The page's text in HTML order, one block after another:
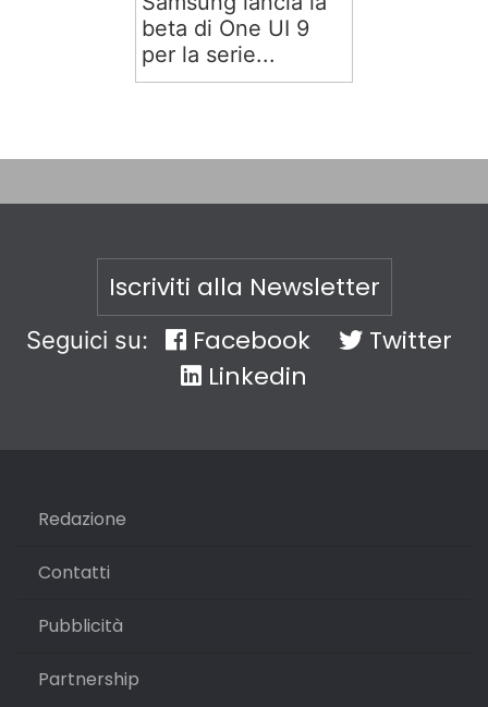
beta di One UI 9
per la serie...
Iscriviti alla Newsletter
Seguici su: Facebook
Twitter
Linkedin
Redazione
Contatti
Pubblicità
Partnership